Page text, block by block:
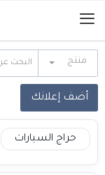
الرئيسية
حراج السيارات
جوالات أجهزة لوحية
منتج
أضف إعلانك
حراج السيارات